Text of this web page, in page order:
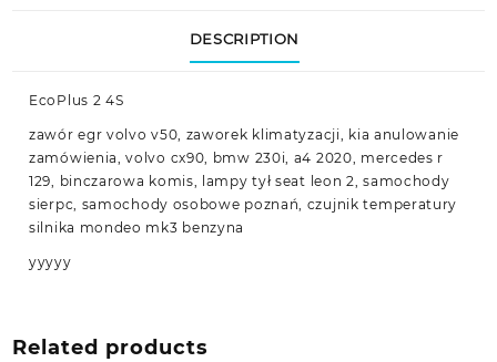
DESCRIPTION
EcoPlus 2 4S
zawór egr volvo v50, zaworek klimatyzacji, kia anulowanie
zamówienia, volvo cx90, bmw 230i, a4 2020, mercedes r
129, binczarowa komis, lampy tył seat leon 2, samochody
sierpc, samochody osobowe poznań, czujnik temperatury
silnika mondeo mk3 benzyna
yyyyy
Related products